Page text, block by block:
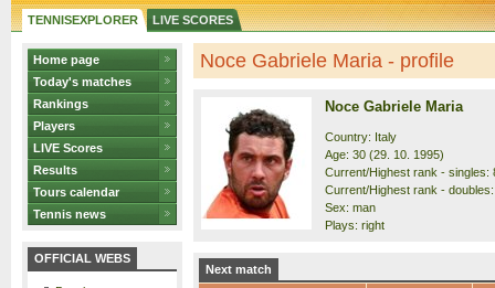
TENNISEXPLORER LIVE SCORES
Home page
Today's matches
Rankings
Players
LIVE Scores
Results
Tours calendar
Tennis news
OFFICIAL WEBS
Noce Gabriele Maria - profile
Noce Gabriele Maria
Country: Italy
Age: 30 (29. 10. 1995)
Current/Highest rank - singles:
Current/Highest rank -
Sex: man
Plays: right
Next match